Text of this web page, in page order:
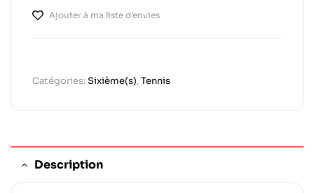
Ajouter à ma liste d'envies
Catégories:Sixième(s),Tennis
Description